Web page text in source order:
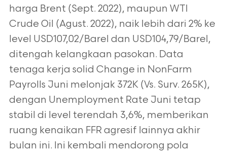
harga Brent (Sept. 2022), maupun WTI
Crude Oil (Agust. 2022), naik lebih dari 2% ke
level USD107,02/Barel dan USD104,79/Barel,
ditengah kelangkaan pasokan. Data
tenaga kerja solid Change in NonFarm
Payrolls Juni melonjak 372K (Vs. Surv. 265K),
dengan Unemployment Rate Juni tetap
stabil di level terendah 3,6%, memberikan
ruang kenaikan FFR agresif lainnya akhir
bulan ini. Ini kembali mendorong pola